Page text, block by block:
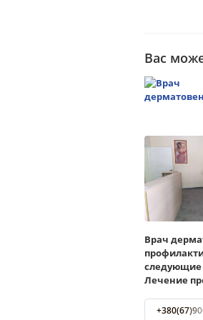
Вас
Врач
следующие
Лечение